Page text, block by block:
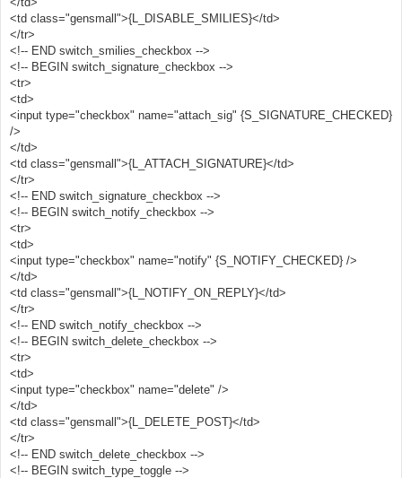
<td class="gensmall">{L_DISABLE_SMILIES}</td>
</tr>
<!-- END switch_smilies_checkbox -->
<!-- BEGIN switch_signature_checkbox -->
<tr>
<td>
<input type="checkbox" name="attach_sig" {S_SIGNATURE_CHECKED}
/>
</td>
<td class="gensmall">{L_ATTACH_SIGNATURE}</td>
</tr>
<!-- END switch_signature_checkbox -->
<!-- BEGIN switch_notify_checkbox -->
<tr>
<td>
<input type="checkbox" name="notify" {S_NOTIFY_CHECKED} />
</td>
<td class="gensmall">{L_NOTIFY_ON_REPLY}</td>
</tr>
<!-- END switch_notify_checkbox -->
<!-- BEGIN switch_delete_checkbox -->
<tr>
<td>
<input type="checkbox" name="delete" />
</td>
<td class="gensmall">{L_DELETE_POST}</td>
</tr>
<!-- END switch_delete_checkbox -->
<!-- BEGIN switch_type_toggle -->